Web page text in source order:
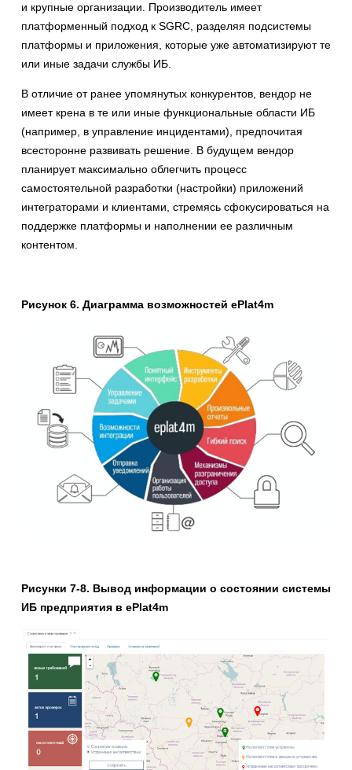
и крупные организации. Производитель имеет
платформенный подход к SGRC, разделяя подсистемы
платформы и приложения, которые уже автоматизируют те
или иные задачи службы ИБ.
В отличие от ранее упомянутых конкурентов, вендор не
имеет крена в те или иные функциональные области ИБ
(например, в управление инцидентами), предпочитая
всесторонне развивать решение. В будущем вендор
планирует максимально облегчить процесс
самостоятельной разработки (настройки) приложений
интеграторами и клиентами, стремясь сфокусироваться на
поддержке платформы и наполнении ее различным
контентом.
Рисунок 6. Диаграмма возможностей ePlat4m
Рисунки 7-8. Вывод информации о состоянии системы
ИБ предприятия в ePlat4m